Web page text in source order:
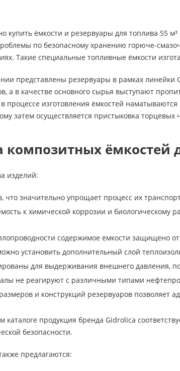
купить ёмкости и резервуары для топлива 55
по безопасному хранению горюче-
Такие специальные топливные ёмкости
представлены резервуары в рамках линейки
а в качестве основного сырья выступают
процессе изготовления ёмкостей
затем осуществляется пристыковка торцевых
композитных ёмкостей
изделий:
что значительно упрощает процесс их
к химической коррозии и
содержимое емкости защищено
установить дополнительный слой
для выдерживания внешнего давления,
не реагируют с различными типами
и конструкций резервуаров позволяет
каталоге продукция бренда Gidrolica
безопасности.
предлагаются: